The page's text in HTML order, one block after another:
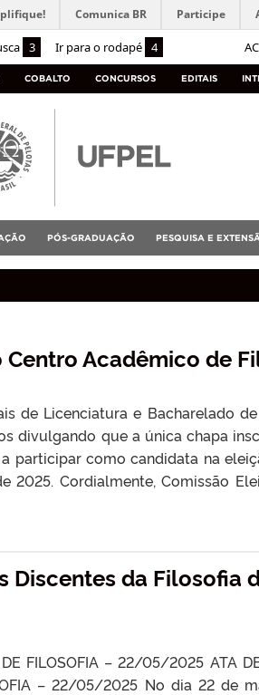
3 Ir para o rodapé 4
Comunica BR Participe
COBALTO CONCURSOS EDITAIS
PÓS-GRADUAÇÃO PESQUISA E
Acadêmico de
de Licenciatura e Bacharelado de
divulgando que a única chapa
participar como candidata na
2025. Cordialmente, Comissão
Discentes da Filosofia
FILOSOFIA – 22/05/2025 ATA
– 22/05/2025 No dia 22 de